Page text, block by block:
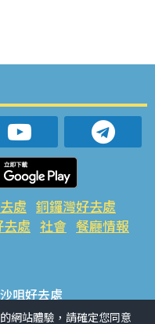
處 銅鑼灣好去處
處 社會 餐廳情報
咀好去處
處 旺角好去處 社會
網站體驗，請確定您同意